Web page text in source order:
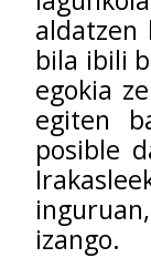
aldatzen
bila ibili
egokia
egiten
posible
izango.